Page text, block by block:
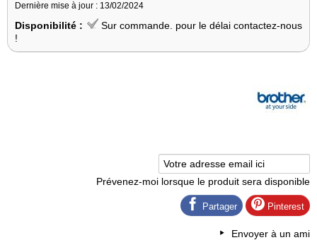
Dernière mise à jour : 13/02/2024
Disponibilité :
Sur commande. pour le délai contactez-nous
!
Prévenez-moi lorsque le produit sera disponible
Partager Pinterest
Envoyer à un ami